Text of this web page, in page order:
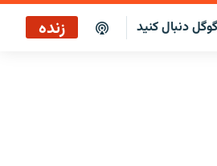
دنبال کنید زنده